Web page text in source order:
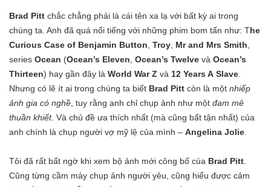
Brad Pitt chắc chẳng phải là cái tên xa lạ với bất kỳ ai trong
chúng ta. Anh đã quá nổi tiếng với những phim bom tấn như: The
Curious Case of Benjamin Button, Troy, Mr and Mrs Smith,
series Ocean (Ocean’s Eleven, Ocean’s Twelve và Ocean’s
Thirteen) hay gần đây là World War Z và 12 Years A Slave.
Nhưng có lẽ ít ai trong chúng ta biết Brad Pitt còn là một nhiếp
ảnh gia có nghề, tuy rằng anh chỉ chụp ảnh như một đam mê
thuần khiết. Và chủ đề ưa thích nhất (mà cũng bất tận nhất) của
anh chính là chụp người vợ mỹ lệ của mình – Angelina Jolie.
Tôi đã rất bất ngờ khi xem bộ ảnh mới công bố của Brad Pitt.
Cũng từng cầm máy chụp ảnh người yêu, cũng hiểu được cảm